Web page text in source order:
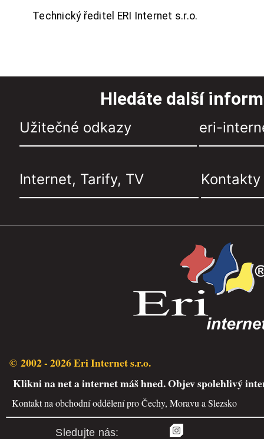
Technický ředitel ERI Internet s.r.o.
Hledáte další
Užitečné odkazy eri-
Internet, Tarify, TV Kontakty
© 2002 - 2026 Eri Internet s.r.o.
Klikni na net a internet máš hned. Objev spolehlivý
Kontakt na obchodní oddělení pro Čechy, Moravu a Slezsko
Sledujte nás: